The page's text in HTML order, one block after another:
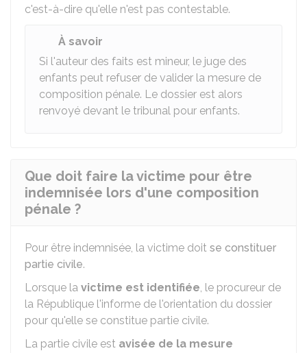
c'est-à-dire qu'elle n'est pas contestable.
À savoir
Si l'auteur des faits est mineur, le juge des
enfants peut refuser de valider la mesure de
composition pénale. Le dossier est alors
renvoyé devant le tribunal pour enfants.
Que doit faire la victime pour être
indemnisée lors d'une composition
pénale ?
Pour être indemnisée, la victime doit se constituer
partie civile.
Lorsque la victime est identifiée, le procureur de
la République l'informe de l'orientation du dossier
pour qu'elle se constitue partie civile.
La partie civile est avisée de la mesure